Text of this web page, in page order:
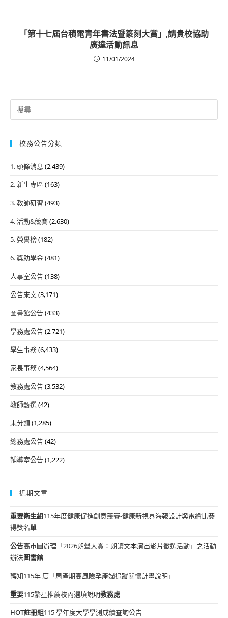
「第十七屆台積電青年書法暨篆刻大賞」,請貴校協助
廣達活動訊息
11/01/2024
Search
for:
校務公告分類
1. 頭條消息 (2,439)
2. 新生專區 (163)
3. 教師研習 (493)
4. 活動&競賽(2,630)
5. 榮譽榜(182)
6. 獎助學金(481)
人事室公告(138)
公告來文(3,171)
圖書館公告(433)
學務處公告(2,721)
學生事務(6,433)
家長事務(4,564)
教務處公告(3,532)
教師甄選(42)
未分類(1,285)
總務處公告(42)
輔導室公告(1,222)
近期文章
重要衛生組115年度健康促進創意競賽-健康新視界海報設計與電繪比賽
得獎名單
公告高市圖辦理「2026朗聲大賞：朗讀文本演出影片徵選活動」之活動
辦法圖書館
轉知115年 度「周產期高風險孕產婦追蹤關懷計畫說明」
重要115繁星推薦校內選填說明教務處
HOT註冊組115 學年度大學學測成績查詢公告